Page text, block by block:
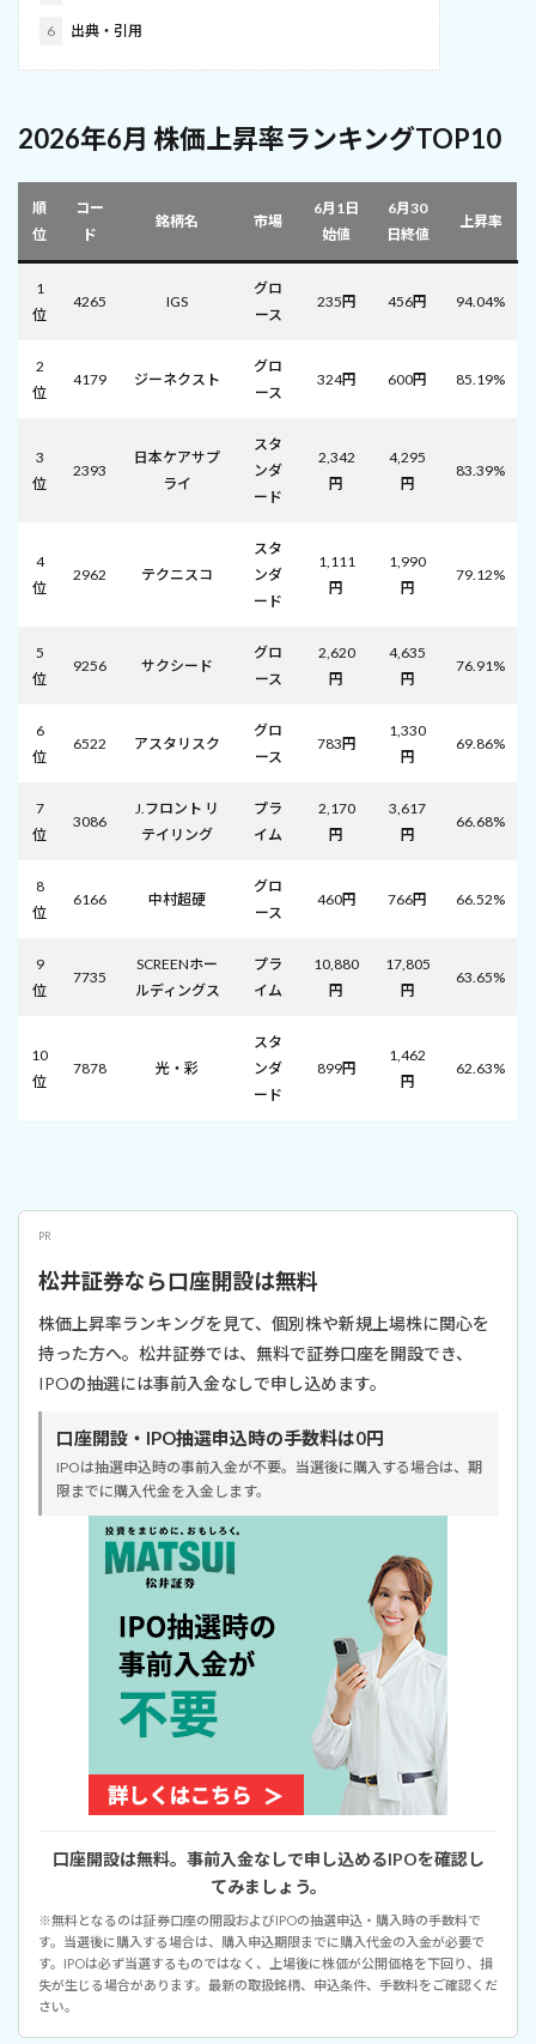
6 出典・引用
2026年6月 株価上昇率ランキングTOP10
順
位
コー
ド
銘柄名 市場
6月1日
始値
6月30
日終値
上昇率
1
位
4265 IGS
グロ
ース
235円 456円 94.04%
2
位
4179 ジーネクスト
グロ
ース
324円 600円 85.19%
3
位
2393
日本ケアサプ
ライ
スタ
ンダ
ード
2,342
円
4,295
円
83.39%
4
位
2962 テクニスコ
スタ
ンダ
ード
1,111
円
1,990
円
79.12%
5
位
9256 サクシード
グロ
ース
2,620
円
4,635
円
76.91%
6
位
6522 アスタリスク
グロ
ース
783円
1,330
円
69.86%
7
位
3086
J.フロント リ
テイリング
プラ
イム
2,170
円
3,617
円
66.68%
8
位
6166 中村超硬
グロ
ース
460円 766円 66.52%
9
位
7735
SCREENホー
ルディングス
プラ
イム
10,880
円
17,805
円
63.65%
10
位
7878 光・彩
スタ
ンダ
ード
899円
1,462
円
62.63%
PR
松井証券なら口座開設は無料
株価上昇率ランキングを見て、個別株や新規上場株に関心を
持った方へ。松井証券では、無料で証券口座を開設でき、
IPOの抽選には事前入金なしで申し込めます。
口座開設・IPO抽選申込時の手数料は0円
IPOは抽選申込時の事前入金が不要。当選後に購入する場合は、期
限までに購入代金を入金します。
口座開設は無料。事前入金なしで申し込めるIPOを確認し
てみましょう。
※無料となるのは証券口座の開設およびIPOの抽選申込・購入時の手数料で
す。当選後に購入する場合は、購入申込期限までに購入代金の入金が必要で
す。IPOは必ず当選するものではなく、上場後に株価が公開価格を下回り、損
失が生じる場合があります。最新の取扱銘柄、申込条件、手数料をご確認くだ
さい。